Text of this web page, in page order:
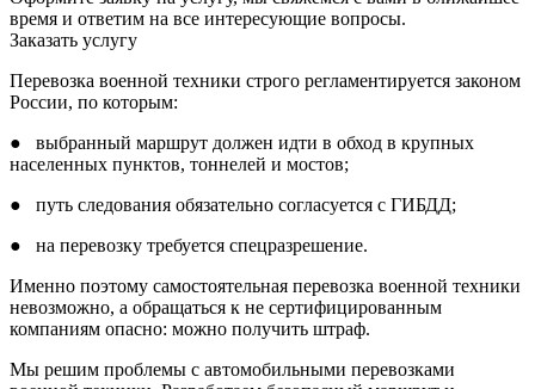
время и ответим на все интересующие вопросы.
Заказать услугу
Перевозка военной техники строго регламентируется законом
России, по которым:
● выбранный маршрут должен идти в обход в крупных
населенных пунктов, тоннелей и мостов;
● путь следования обязательно согласуется с ГИБДД;
● на перевозку требуется спецразрешение.
Именно поэтому самостоятельная перевозка военной техники
невозможно, а обращаться к не сертифицированным
компаниям опасно: можно получить штраф.
Мы решим проблемы с автомобильными перевозками